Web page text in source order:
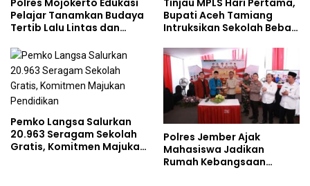
Pelajar Tanamkan Budaya
Tertib Lalu Lintas dan
Bupati Aceh Tamiang
Intruksikan Sekolah Bebas
Pemko Langsa Salurkan
20.963 Seragam Sekolah
Gratis, Komitmen Majukan
Polres Jember Ajak
Mahasiswa Jadikan
Rumah Kebangsaan